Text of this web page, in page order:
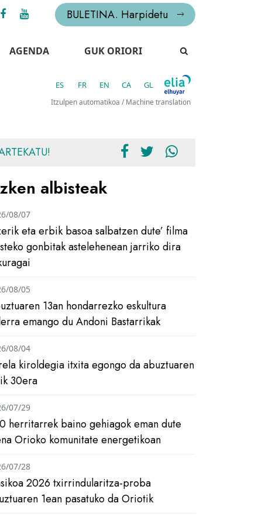
BULETINA. Harpidetu
AGENDA GUK ORIORI
ES FR EN CA GL
Itzulpen automatikoa / Machine translation
albisteak
eta erbik basoa salbatzen dute’ filma
gonbitak astelehenean jarriko dira
08/07
13an hondarrezko eskultura
emango du Andoni Bastarrikak
08/05
kiroldegia itxita egongo da abuztuaren
30era
08/04
herritarrek baino gehiagok eman dute
Orioko komunitate energetikoan
07/29
2026 txirrindularitza-proba
1ean pasatuko da Oriotik
07/28